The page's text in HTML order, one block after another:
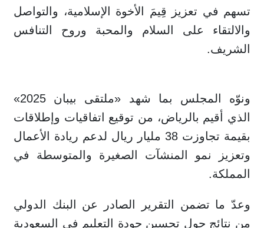
تسهم في تعزيز قِيمَ الأخوة الإسلامية، والتواصل
والالتقاء على السلام والمحبة وروح التنافس
الشريف.
ونوّه المجلس بما شهد «ملتقى بيبان 2025»
الذي أقيم بالرياض، من توقيع اتفاقيات وإطلاقات
بقيمة تجاوزت 38 مليار ريال لدعم ريادة الأعمال
وتعزيز نمو المنشآت الصغيرة والمتوسطة في
المملكة.
وعدّ ما تضمن التقرير الصادر عن البنك الدولي
من نتائج حول تحسين جودة التعليم في السعودية